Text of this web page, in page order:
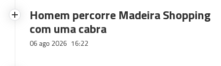
Homem percorre Madeira Shopping
com uma cabra
06 ago 2026 16:22